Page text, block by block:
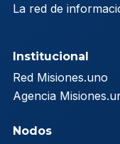
La red de
Institucional
Red Misiones.uno
Agencia
Nodos